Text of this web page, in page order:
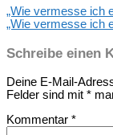
„Wie vermesse ich
„Wie vermesse ich
Schreibe einen
Deine E-Mail-
Felder sind mit *
Kommentar *